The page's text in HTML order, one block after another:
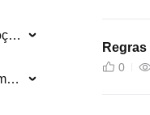
Competições e promoções
Informações sobre remoções
0